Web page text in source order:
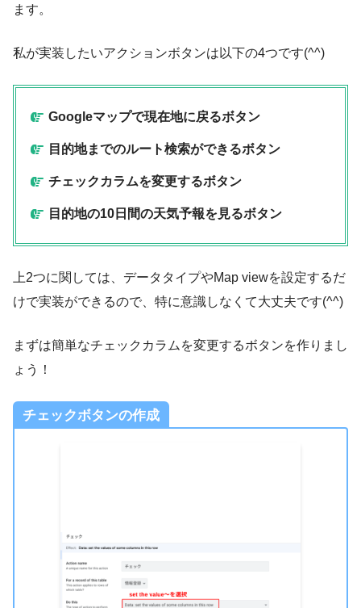
ます。
私が実装したいアクションボタンは以下の4つです(^^)
Googleマップで現在地に戻るボタン
目的地までのルート検索ができるボタン
チェックカラムを変更するボタン
目的地の10日間の天気予報を見るボタン
上2つに関しては、データタイプやMap viewを設定するだ
けで実装ができるので、特に意識しなくて大丈夫です(^^)
まずは簡単なチェックカラムを変更するボタンを作りまし
ょう！
チェックボタンの作成